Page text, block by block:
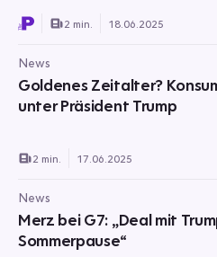
2 min. 18.06.2025
News
Goldenes Zeitalter?
unter Präsident Trump
2 min. 17.06.2025
News
Merz bei G7: „Deal mit
Sommerpause“